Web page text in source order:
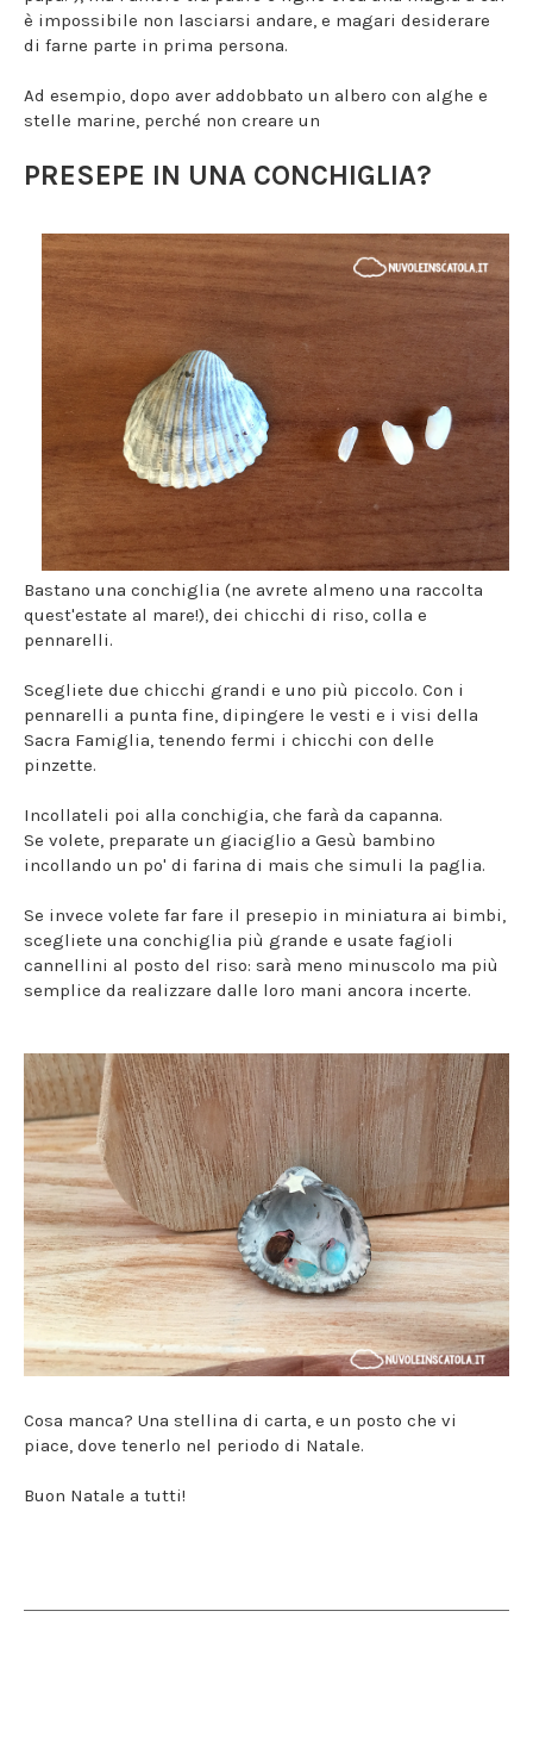
è impossibile non lasciarsi andare, e magari desiderare
di farne parte in prima persona.
Ad esempio, dopo aver addobbato un albero con alghe e
stelle marine, perché non creare un
PRESEPE IN UNA CONCHIGLIA?
Bastano una conchiglia (ne avrete almeno una raccolta
quest'estate al mare!), dei chicchi di riso, colla e
pennarelli.
Scegliete due chicchi grandi e uno più piccolo. Con i
pennarelli a punta fine, dipingere le vesti e i visi della
Sacra Famiglia, tenendo fermi i chicchi con delle
pinzette.
Incollateli poi alla conchigia, che farà da capanna.
Se volete, preparate un giaciglio a Gesù bambino
incollando un po' di farina di mais che simuli la paglia.
Se invece volete far fare il presepio in miniatura ai bimbi,
scegliete una conchiglia più grande e usate fagioli
cannellini al posto del riso: sarà meno minuscolo ma più
semplice da realizzare dalle loro mani ancora incerte.
Cosa manca? Una stellina di carta, e un posto che vi
piace, dove tenerlo nel periodo di Natale.
Buon Natale a tutti!